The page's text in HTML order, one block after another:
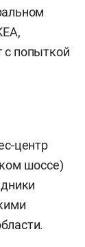
с попыткой
центр
шоссе)